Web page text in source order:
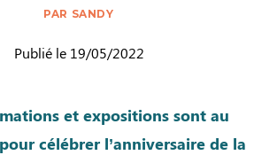
PAR SANDY
Publié le 19/05/2022
et expositions sont au
célébrer l’anniversaire de la